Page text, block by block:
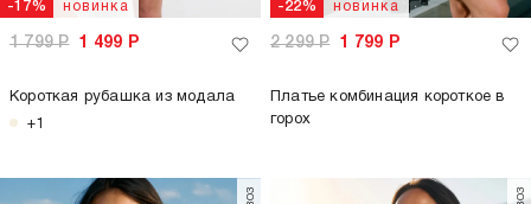
-17% новинка
1 799Р 1 499 Р
Короткая рубашка из модала
+1
-22% новинка
2 299Р 1 799 Р
Платье комбинация короткое в
горох